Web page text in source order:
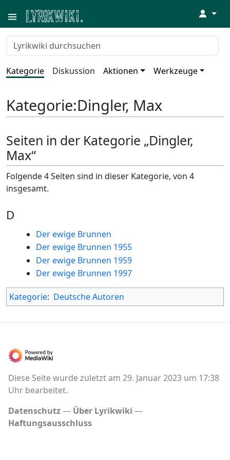
↓
Kategorie Diskussion Aktionen Werkzeuge
Kategorie:Dingler, Max
Seiten in der Kategorie „Dingler,
Max“
Folgende 4 Seiten sind in dieser Kategorie, von 4
insgesamt.
D
Der ewige Brunnen
Der ewige Brunnen 1955
Der ewige Brunnen 1959
Der ewige Brunnen 1997
Kategorie: Deutsche Autoren
Diese Seite wurde zuletzt am 29. Januar 2023 um 17:38
Uhr bearbeitet.
Datenschutz
Über Lyrikwiki
Haftungsausschluss